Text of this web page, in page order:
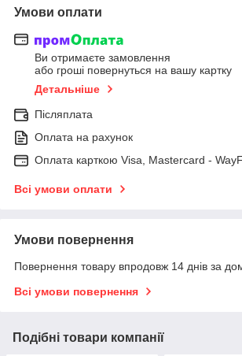
Умови оплати
Ви отримаєте замовлення
або гроші повернуться на вашу картку
Детальніше
Післяплата
Оплата на рахунок
Оплата карткою Visa, Mastercard -
Всі умови оплати
Умови повернення
Повернення товару впродовж 14 днів за
Всі умови повернення
Подібні товари компанії